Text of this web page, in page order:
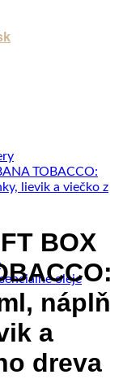
oleje
BOX
náplň
a
dreva